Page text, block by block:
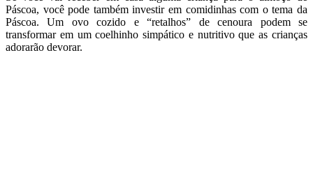
Páscoa, você pode também investir em comidinhas com o tema da
Páscoa. Um ovo cozido e “retalhos” de cenoura podem se
transformar em um coelhinho simpático e nutritivo que as crianças
adorarão devorar.